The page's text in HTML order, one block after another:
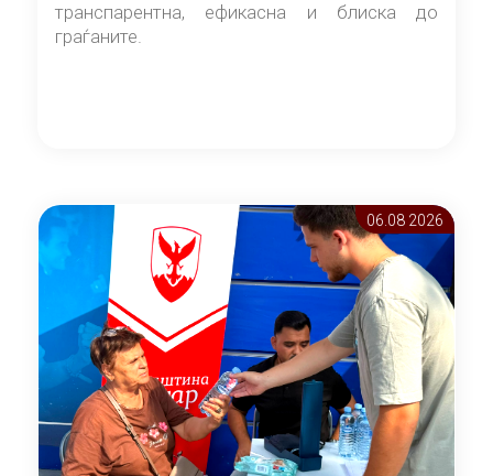
транспарентна, ефикасна и блиска до
граѓаните.
06.08 2026